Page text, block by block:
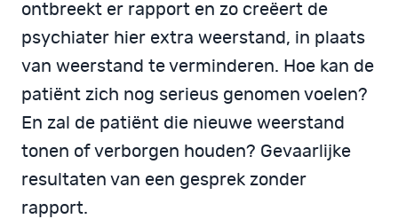
ontbreekt er rapport en zo creëert de
psychiater hier extra weerstand, in plaats
van weerstand te verminderen. Hoe kan de
patiënt zich nog serieus genomen voelen?
En zal de patiënt die nieuwe weerstand
tonen of verborgen houden? Gevaarlijke
resultaten van een gesprek zonder
rapport.